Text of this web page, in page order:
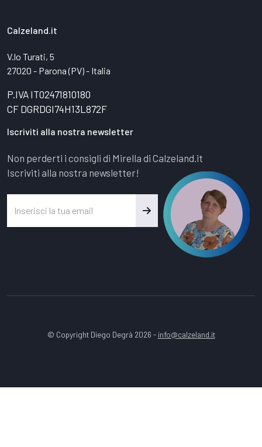
Calzeland.it
V.lo Turati, 5
27020 - Parona (PV) - Italia
P.IVA IT02471810180
CF DGRDGI74H13L872F
Iscriviti alla nostra newsletter
Non perderti i consigli di Mirella di Calzeland.it
Iscriviti alla nostra newsletter!
© Copyright Diego Degrà 2026 - info@calzeland.it